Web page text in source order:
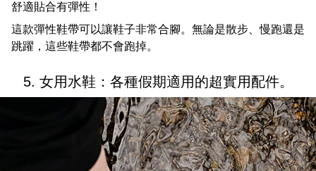
舒適貼合有彈性！
這款彈性鞋帶可以讓鞋子非常合腳。無論是散步、慢跑還是
跳躍，這些鞋帶都不會跑掉。
5. 女用水鞋：各種假期適用的超實用配件。